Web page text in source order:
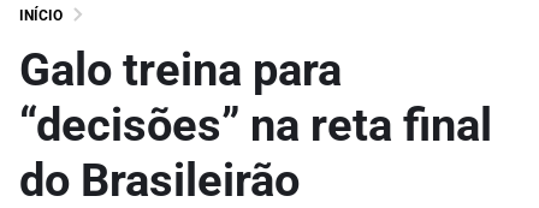
INÍCIO
Galo treina para
“decisões” na reta final
do Brasileirão